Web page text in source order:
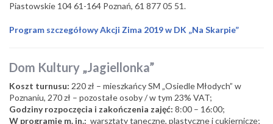
Piastowskie 104 61-164 Poznań, 61 877 05 51.
Program szczegółowy Akcji Zima 2019 w DK „Na Skarpie”
Dom Kultury „Jagiellonka”
Koszt turnusu: 220 zł – mieszkańcy SM „Osiedle Młodych” w
Poznaniu, 270 zł – pozostałe osoby / w tym 23% VAT;
Godziny rozpoczęcia i zakończenia zajęć: 8:00 – 16:00;
W programie m. in.: warsztaty taneczne, plastyczne i cukiernicze;